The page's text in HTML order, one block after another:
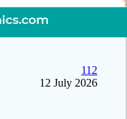
112
12 July 2026